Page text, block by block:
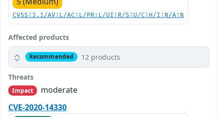
CVSS:3.1/AV:L/AC:L/PR:L/UI:R/S:U/C:H/I:N/A:N
Affected products
Recommended 12 products
Threats
Impact
moderate
CVE-2020-14330